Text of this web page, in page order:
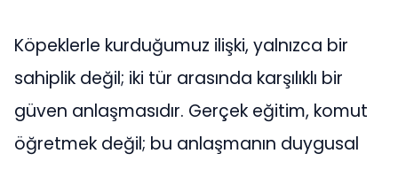
Köpeklerle kurduğumuz ilişki, yalnızca bir
sahiplik değil; iki tür arasında karşılıklı bir
güven anlaşmasıdır. Gerçek eğitim, komut
öğretmek değil; bu anlaşmanın duygusal